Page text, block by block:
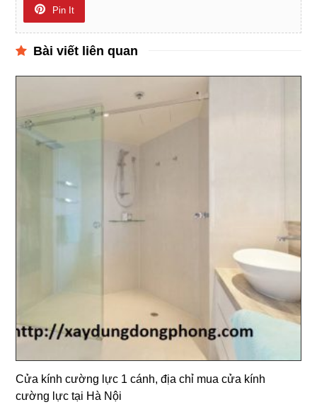
Pin It
Bài viết liên quan
Cửa kính cường lực 1 cánh, địa chỉ mua cửa kính
cường lực tại Hà Nội